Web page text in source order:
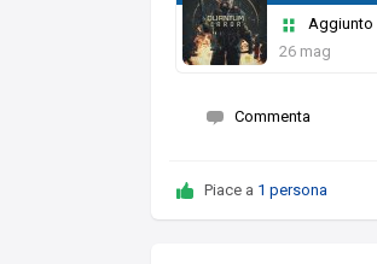
Aggiunto
26 mag
Commenta
Piace a 1 persona